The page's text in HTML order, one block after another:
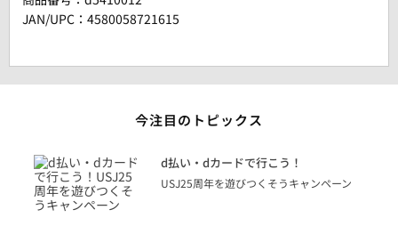
JAN/UPC：4580058721615
今注目のトピックス
d払い・dカードで行こう！
USJ25周年を遊びつくそうキャンペーン